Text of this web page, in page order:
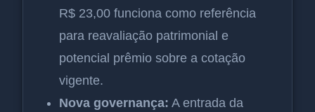
R$ 23,00 funciona como referência
para reavaliação patrimonial e
potencial prêmio sobre a cotação
vigente.
Nova governança: A entrada da